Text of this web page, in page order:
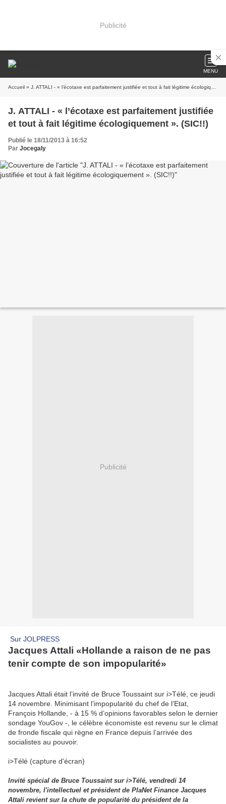
Publicité
MENU
Accueil » J. ATTALI - « l’écotaxe est parfaitement justifiée et tout à fait légitime écologiquement ». (SIC!!)
J. ATTALI - « l’écotaxe est parfaitement justifiée
et tout à fait légitime écologiquement ». (SIC!!)
Publié le 18/11/2013 à 16:52
Par Jocegaly
Publicité
Sur JOLPRESS
Jacques Attali «Hollande a raison de ne pas
tenir compte de son impopularité»
Jacques Attali était l’invité de Bruce Toussaint sur i>Télé, ce jeudi
14 novembre. Minimisant l’impopularité du chef de l’Etat,
François Hollande, - à 15 % d’opinions favorables selon le dernier
sondage YouGov -, le célèbre économiste est revenu sur le climat
de fronde fiscale qui règne en France depuis l’arrivée des
socialistes au pouvoir.
i>Télé (capture d'écran)
Invité spécial de Bruce Toussaint sur i>Télé, vendredi 14
novembre, l'intellectuel et président de PlaNet Finance Jacques
Attali revient sur la chute de popularité du président de la